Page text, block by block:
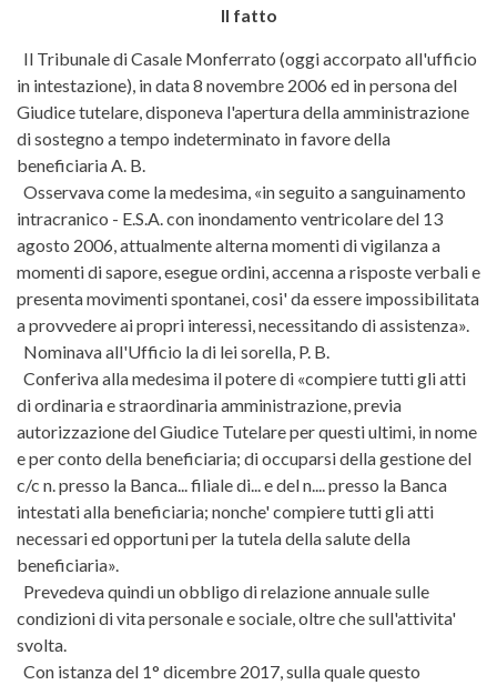
Il fatto
Il Tribunale di Casale Monferrato (oggi accorpato all'ufficio
in intestazione), in data 8 novembre 2006 ed in persona del
Giudice tutelare, disponeva l'apertura della amministrazione
di sostegno a tempo indeterminato in favore della
beneficiaria A. B.
Osservava come la medesima, «in seguito a sanguinamento
intracranico - E.S.A. con inondamento ventricolare del 13
agosto 2006, attualmente alterna momenti di vigilanza a
momenti di sapore, esegue ordini, accenna a risposte verbali e
presenta movimenti spontanei, cosi' da essere impossibilitata
a provvedere ai propri interessi, necessitando di assistenza».
Nominava all'Ufficio la di lei sorella, P. B.
Conferiva alla medesima il potere di «compiere tutti gli atti
di ordinaria e straordinaria amministrazione, previa
autorizzazione del Giudice Tutelare per questi ultimi, in nome
e per conto della beneficiaria; di occuparsi della gestione del
c/c n. presso la Banca... filiale di... e del n.... presso la Banca
intestati alla beneficiaria; nonche' compiere tutti gli atti
necessari ed opportuni per la tutela della salute della
beneficiaria».
Prevedeva quindi un obbligo di relazione annuale sulle
condizioni di vita personale e sociale, oltre che sull'attivita'
svolta.
Con istanza del 1° dicembre 2017, sulla quale questo